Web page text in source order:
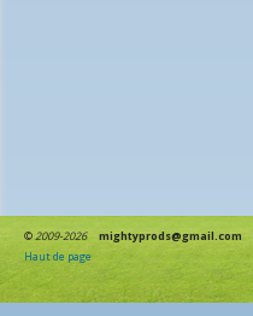
©2009-2026
mightyprods@gmail.com
Haut de page